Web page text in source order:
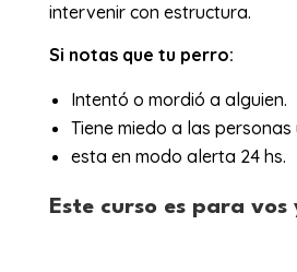
intervenir con estructura.
Si notas que tu perro:
Intentó o mordió a alguien.
Tiene miedo a las personas
esta en modo alerta 24 hs.
Este curso es para